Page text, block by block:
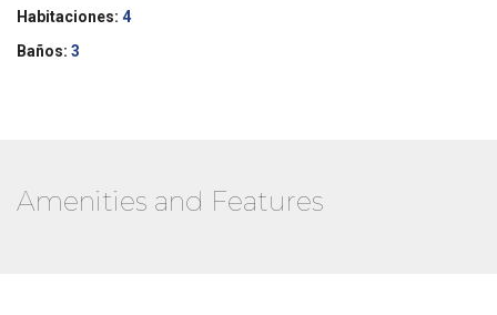
Habitaciones: 4
Baños: 3
Amenities and Features